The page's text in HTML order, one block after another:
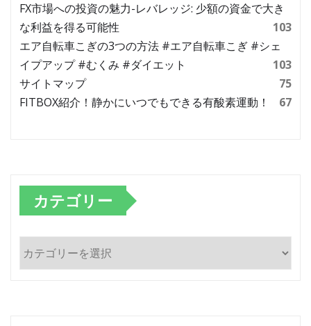
FX市場への投資の魅力-レバレッジ: 少額の資金で大き
な利益を得る可能性
103
エア自転車こぎの3つの方法 #エア自転車こぎ #シェ
イプアップ #むくみ #ダイエット
103
サイトマップ
75
FITBOX紹介！静かにいつでもできる有酸素運動！
67
カテゴリー
テ